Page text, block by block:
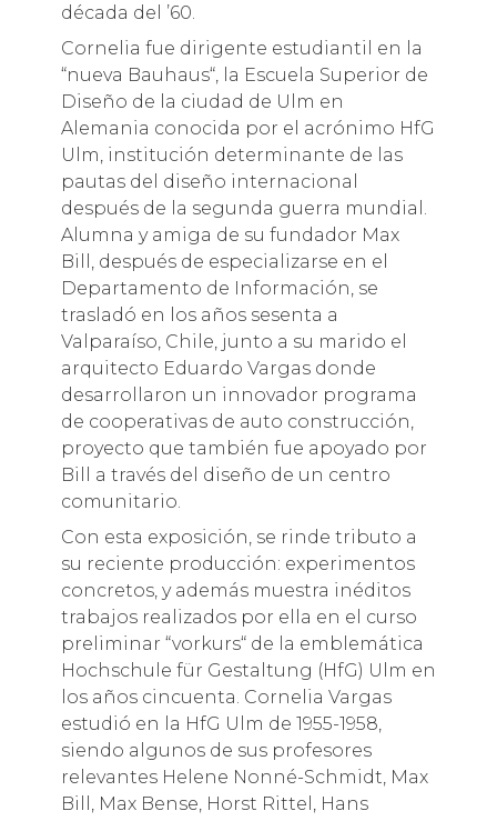
década del ’60.
Cornelia fue dirigente estudiantil en la
“nueva Bauhaus“, la Escuela Superior de
Diseño de la ciudad de Ulm en
Alemania conocida por el acrónimo HfG
Ulm, institución determinante de las
pautas del diseño internacional
después de la segunda guerra mundial.
Alumna y amiga de su fundador Max
Bill, después de especializarse en el
Departamento de Información, se
trasladó en los años sesenta a
Valparaíso, Chile, junto a su marido el
arquitecto Eduardo Vargas donde
desarrollaron un innovador programa
de cooperativas de auto construcción,
proyecto que también fue apoyado por
Bill a través del diseño de un centro
comunitario.
Con esta exposición, se rinde tributo a
su reciente producción: experimentos
concretos, y además muestra inéditos
trabajos realizados por ella en el curso
preliminar “vorkurs“ de la emblemática
Hochschule für Gestaltung (HfG) Ulm en
los años cincuenta. Cornelia Vargas
estudió en la HfG Ulm de 1955-1958,
siendo algunos de sus profesores
relevantes Helene Nonné-Schmidt, Max
Bill, Max Bense, Horst Rittel, Hans